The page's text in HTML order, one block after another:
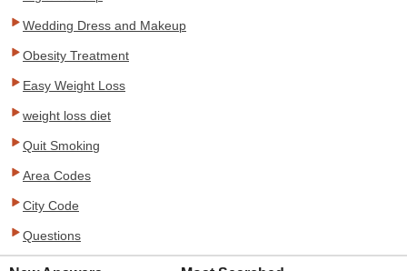
Wedding Dress and Makeup
Obesity Treatment
Easy Weight Loss
weight loss diet
Quit Smoking
Area Codes
City Code
Questions